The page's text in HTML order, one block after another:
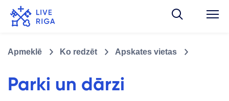
Apmeklē Ko redzēt Apskates vietas
Parki un dārzi